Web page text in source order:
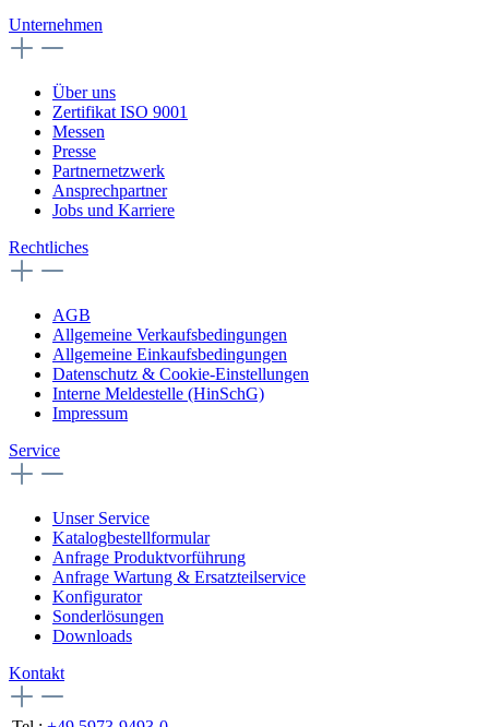
Unternehmen
Über uns
Zertifikat ISO 9001
Messen
Presse
Partnernetzwerk
Ansprechpartner
Jobs und Karriere
Rechtliches
AGB
Allgemeine Verkaufsbedingungen
Allgemeine Einkaufsbedingungen
Datenschutz & Cookie-Einstellungen
Interne Meldestelle (HinSchG)
Impressum
Service
Unser Service
Katalogbestellformular
Anfrage Produktvorführung
Anfrage Wartung & Ersatzteilservice
Konfigurator
Sonderlösungen
Downloads
Kontakt